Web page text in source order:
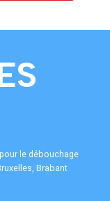
le débouchage
Brabant